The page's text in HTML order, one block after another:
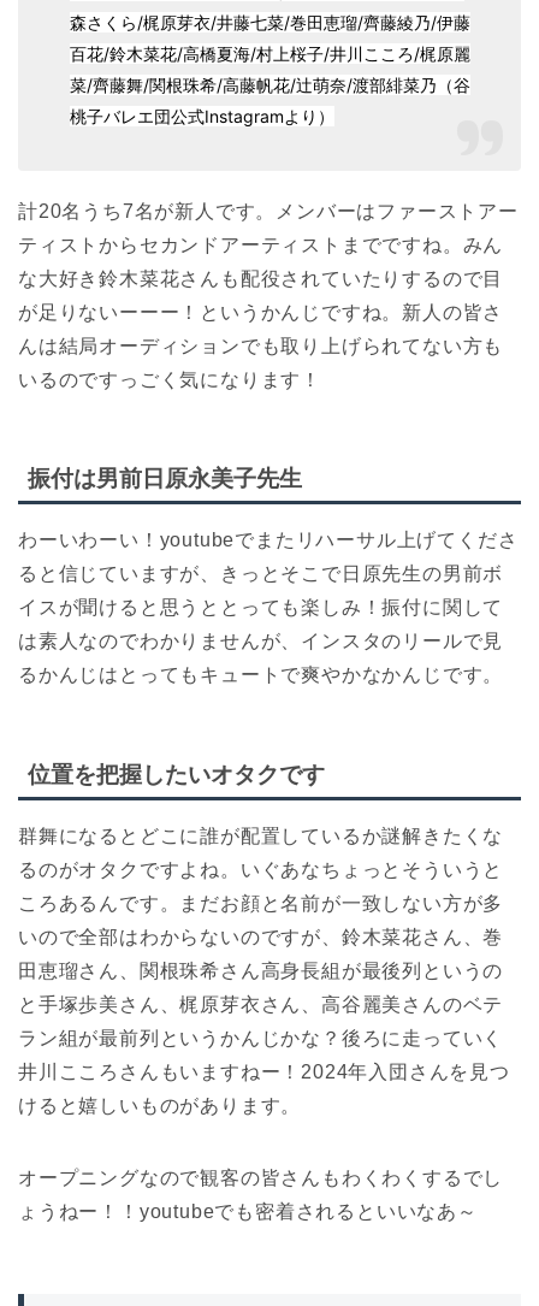
森さくら/梶原芽衣/井藤七菜/巻田恵瑠/齊藤綾乃/伊藤
百花/鈴木菜花/高橋夏海/村上桜子/井川こころ/梶原麗
菜/齊藤舞/関根珠希/高藤帆花/辻萌奈/渡部緋菜乃（谷
桃子バレエ団公式Instagramより）
計20名うち7名が新人です。メンバーはファーストアー
ティストからセカンドアーティストまでですね。みん
な大好き鈴木菜花さんも配役されていたりするので目
が足りないーーー！というかんじですね。新人の皆さ
んは結局オーディションでも取り上げられてない方も
いるのですっごく気になります！
振付は男前日原永美子先生
わーいわーい！youtubeでまたリハーサル上げてくださ
ると信じていますが、きっとそこで日原先生の男前ボ
イスが聞けると思うととっても楽しみ！振付に関して
は素人なのでわかりませんが、インスタのリールで見
るかんじはとってもキュートで爽やかなかんじです。
位置を把握したいオタクです
群舞になるとどこに誰が配置しているか謎解きたくな
るのがオタクですよね。いぐあなちょっとそういうと
ころあるんです。まだお顔と名前が一致しない方が多
いので全部はわからないのですが、鈴木菜花さん、巻
田恵瑠さん、関根珠希さん高身長組が最後列というの
と手塚歩美さん、梶原芽衣さん、高谷麗美さんのベテ
ラン組が最前列というかんじかな？後ろに走っていく
井川こころさんもいますねー！2024年入団さんを見つ
けると嬉しいものがあります。
オープニングなので観客の皆さんもわくわくするでし
ょうねー！！youtubeでも密着されるといいなあ～